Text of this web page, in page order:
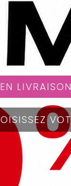
EN LIVRAISON